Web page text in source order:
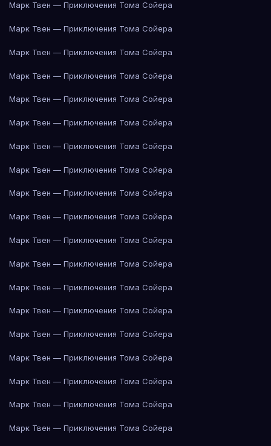
Марк Твен — Приключения Тома Сойера
Марк Твен — Приключения Тома Сойера
Марк Твен — Приключения Тома Сойера
Марк Твен — Приключения Тома Сойера
Марк Твен — Приключения Тома Сойера
Марк Твен — Приключения Тома Сойера
Марк Твен — Приключения Тома Сойера
Марк Твен — Приключения Тома Сойера
Марк Твен — Приключения Тома Сойера
Марк Твен — Приключения Тома Сойера
Марк Твен — Приключения Тома Сойера
Марк Твен — Приключения Тома Сойера
Марк Твен — Приключения Тома Сойера
Марк Твен — Приключения Тома Сойера
Марк Твен — Приключения Тома Сойера
Марк Твен — Приключения Тома Сойера
Марк Твен — Приключения Тома Сойера
Марк Твен — Приключения Тома Сойера
Марк Твен — Приключения Тома Сойера